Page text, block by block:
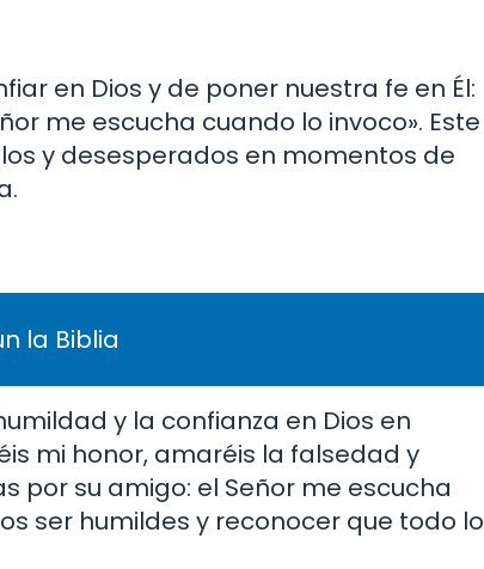
en Dios y de poner nuestra fe en Él:
me escucha cuando lo invoco». Este
y desesperados en momentos de
la Biblia
y la confianza en Dios en
mi honor, amaréis la falsedad y
por su amigo: el Señor me escucha
ser humildes y reconocer que todo lo